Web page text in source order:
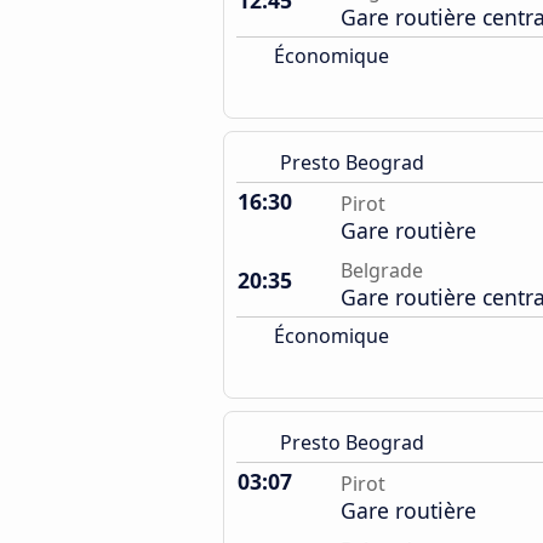
Gare routière
Économique
Presto Beograd
16:30 Pirot
Gare routière
20:35
Belgrade
Gare routière
Économique
Presto Beograd
03:07 Pirot
Gare routière